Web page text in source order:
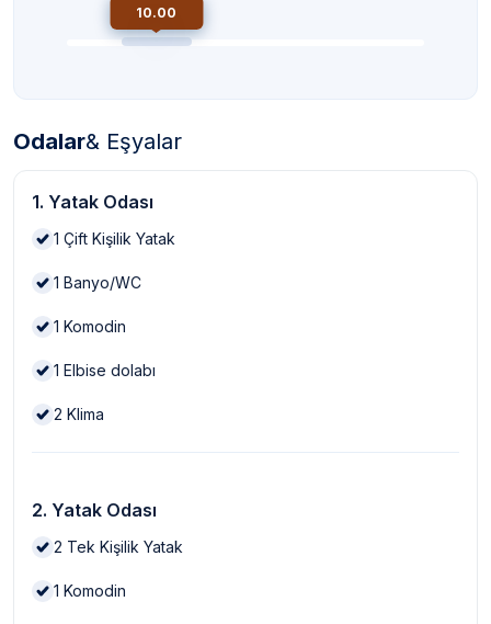
10.00
Odalar& Eşyalar
1. Yatak Odası
1 Çift Kişilik Yatak
1 Banyo/WC
1 Komodin
1 Elbise dolabı
2 Klima
2. Yatak Odası
2 Tek Kişilik Yatak
1 Komodin